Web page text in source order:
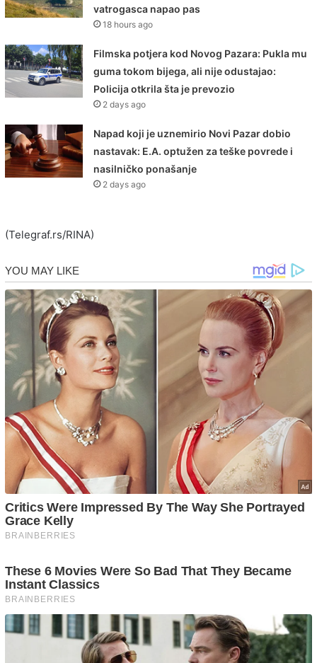
vatrogasca napao pas
18 hours ago
Filmska potjera kod Novog Pazara: Pukla mu
guma tokom bijega, ali nije odustajao:
Policija otkrila šta je prevozio
2 days ago
Napad koji je uznemirio Novi Pazar dobio
nastavak: E.A. optužen za teške povrede i
nasilničko ponašanje
2 days ago
(Telegraf.rs/RINA)